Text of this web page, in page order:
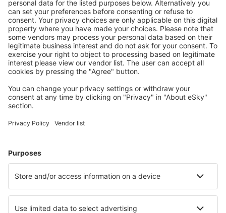
Cazarea preferată
Alege din peste 1,3 mil. de opţiuni: hoteluri, cabane,
apartamente și altele.
Cele mai căutate hoteluri de către utilizatorii eSky
Hoteluri în Franţa - Orașe populare
Hoteluri în Annecy
Hoteluri în Villarembert Hoteluri în La Clusaz
Hoteluri în Canet